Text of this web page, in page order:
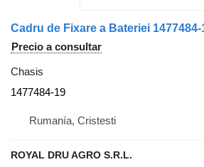
Precio a consultar
Chasis
1477484-19
Rumanía, Cristesti
ROYAL DRU AGRO S.R.L.